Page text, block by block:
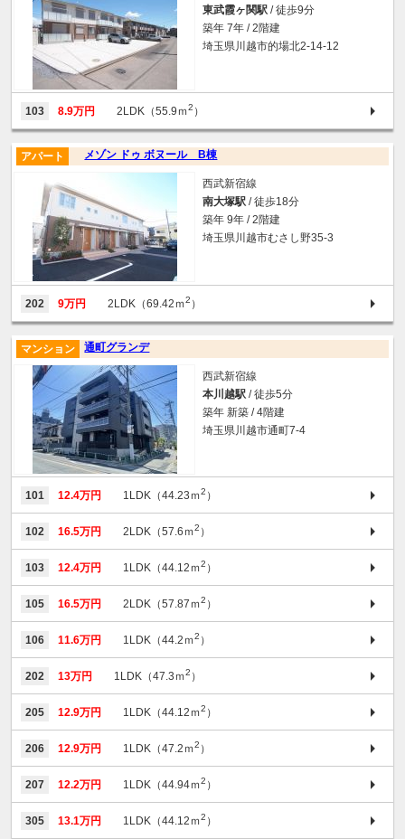
東武霞ヶ関駅 / 徒歩9分
築年 7年 / 2階建
埼玉県川越市的場北2-14-12
103 8.9万円 2LDK（55.9ｍ2 ）
メゾン ドゥ ボヌール B棟
アパート
西武新宿線
南大塚駅 / 徒歩18分
築年 9年 / 2階建
埼玉県川越市むさし野35-3
202 9万円 2LDK（69.42ｍ2 ）
通町グランデ
マンション
西武新宿線
本川越駅 / 徒歩5分
築年 新築 / 4階建
埼玉県川越市通町7-4
101 12.4万円 1LDK（44.23ｍ2 ）
102 16.5万円 2LDK（57.6ｍ2 ）
103 12.4万円 1LDK（44.12ｍ2 ）
105 16.5万円 2LDK（57.87ｍ2 ）
106 11.6万円 1LDK（44.2ｍ2 ）
202 13万円 1LDK（47.3ｍ2 ）
205 12.9万円 1LDK（44.12ｍ2 ）
206 12.9万円 1LDK（47.2ｍ2 ）
207 12.2万円 1LDK（44.94ｍ2 ）
305 13.1万円 1LDK（44.12ｍ2 ）